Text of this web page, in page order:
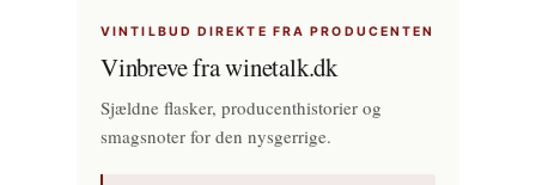
VINTILBUD DIREKTE FRA PRODUCENTEN
Vinbreve fra winetalk.dk
Sjældne flasker, producenthistorier og
smagsnoter for den nysgerrige.